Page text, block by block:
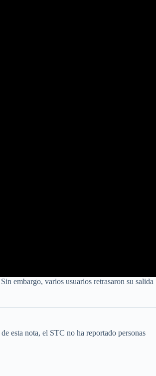
embargo, varios usuarios retrasaron su salida
esta nota, el STC no ha reportado personas